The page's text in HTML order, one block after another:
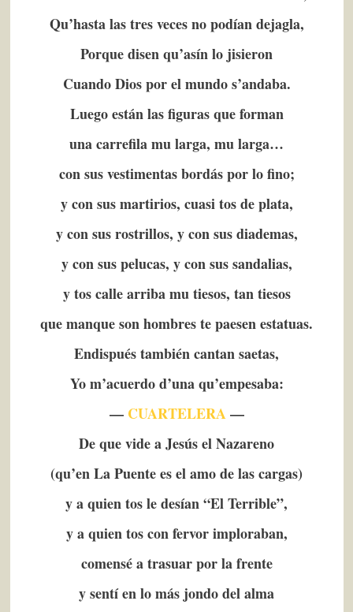
Qu’hasta las tres veces no podían dejagla,
Porque disen qu’asín lo jisieron
Cuando Dios por el mundo s’andaba.
Luego están las figuras que forman
una carrefila mu larga, mu larga…
con sus vestimentas bordás por lo fino;
y con sus martirios, cuasi tos de plata,
y con sus rostrillos, y con sus diademas,
y con sus pelucas, y con sus sandalias,
y tos calle arriba mu tiesos, tan tiesos
que manque son hombres te paesen estatuas.
Endispués también cantan saetas,
Yo m’acuerdo d’una qu’empesaba:
— CUARTELERA—
De que vide a Jesús el Nazareno
(qu’en La Puente es el amo de las cargas)
y a quien tos le desían “El Terrible”,
y a quien tos con fervor imploraban,
comensé a trasuar por la frente
y sentí en lo más jondo del alma